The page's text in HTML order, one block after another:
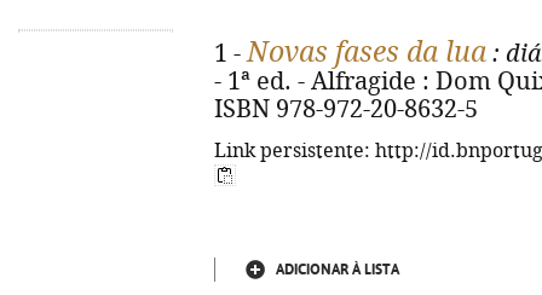
1 -Novas fases da lua :
- 1ª ed. - Alfragide : Dom
ISBN 978-972-20-8632-5
Link persistente: http://
ADICIONAR À LISTA